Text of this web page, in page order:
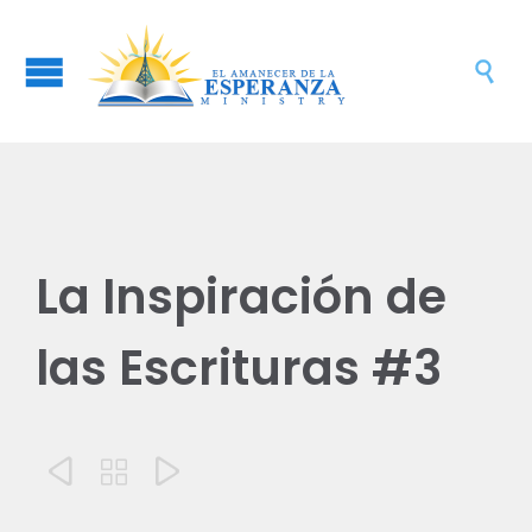

La Inspiración de
las Escrituras #3
  